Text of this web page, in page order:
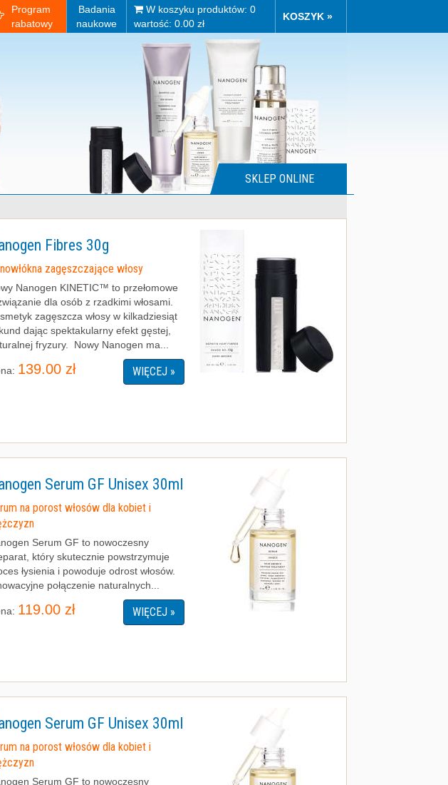
Program
rabatowy
Badania
naukowe
W koszyku produktów: 0
wartość: 0.00 zł
KOSZYK »
SKLEP ONLINE
Fibres 30g
zagęszczające włosy
Nanogen KINETIC™ to przełomowe
dla osób z rzadkimi włosami.
zagęszcza włosy w kilkadziesiąt
dając spektakularny efekt gęstej,
fryzury. Nowy Nanogen ma...
139.00 zł WIĘCEJ »
Serum GF Unisex 30ml
na porost włosów dla kobiet i
Serum GF to nowoczesny
który skutecznie powstrzymuje
łysienia i powoduje odrost włosów.
połączenie naturalnych...
119.00 zł WIĘCEJ »
Serum GF Unisex 30ml
na porost włosów dla kobiet i
Serum GF to nowoczesny